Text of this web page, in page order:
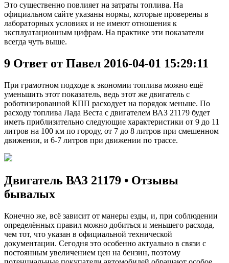
Это существенно повлияет на затраты топлива. На
официальном сайте указаны нормы, которые проверены в
лабораторных условиях и не имеют отношения к
эксплуатационным цифрам. На практике эти показатели
всегда чуть выше.
9 Ответ от Павел 2016-04-01 15:29:11
При грамотном подходе к экономии топлива можно ещё
уменьшить этот показатель, ведь этот же двигатель с
роботизированной КПП расходует на порядок меньше. По
расходу топлива Лада Веста с двигателем ВАЗ 21179 будет
иметь приблизительно следующие характеристики от 9 до 11
литров на 100 км по городу, от 7 до 8 литров при смешенном
движении, и 6-7 литров при движении по трассе.
Двигатель ВАЗ 21179 • Отзывы
бывалых
Конечно же, всё зависит от манеры езды, и, при соблюдении
определённых правил можно добиться и меньшего расхода,
чем тот, что указан в официальной технической
документации. Сегодня это особенно актуально в связи с
постоянным увеличением цен на бензин, поэтому